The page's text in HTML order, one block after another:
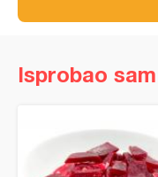
Isprobao sam